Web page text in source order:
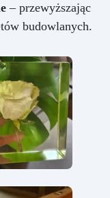
– przewyższając
budowlanych.